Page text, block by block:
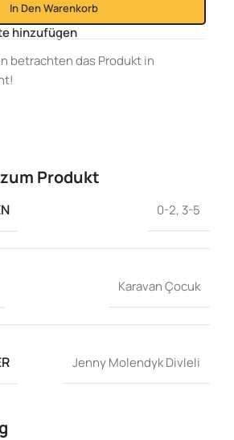
In Den Warenkorb
hinzufügen
betrachten das Produkt in
Produkt
0-2, 3-5
Karavan Çocuk
Jenny Molendyk Divleli